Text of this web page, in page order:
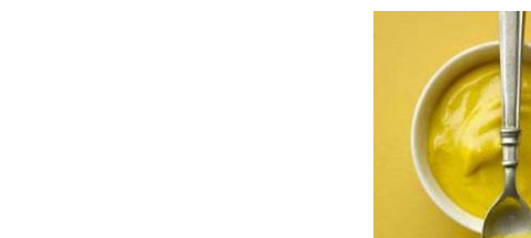
Маска
Шампунь